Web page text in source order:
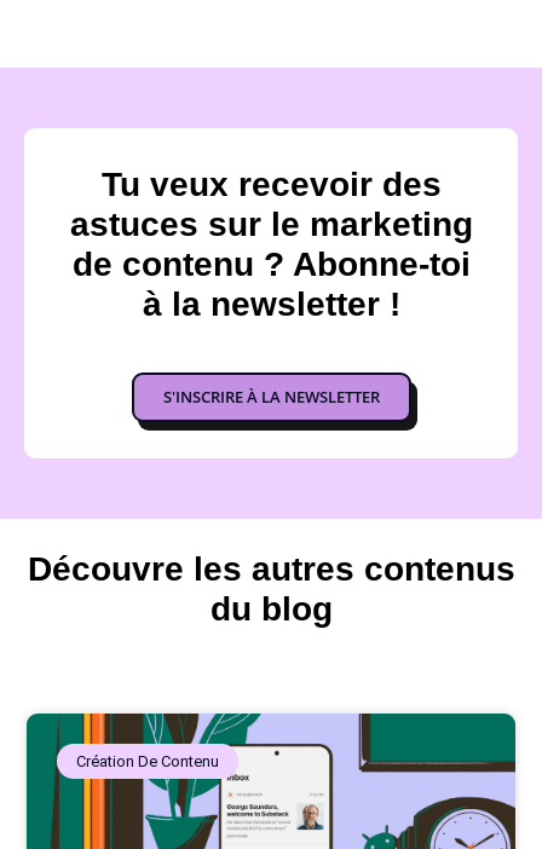
Tu veux recevoir des
astuces sur le marketing
de contenu ? Abonne-toi
à la newsletter !
S'INSCRIRE À LA NEWSLETTER
Découvre les autres contenus
du blog
Création De Contenu